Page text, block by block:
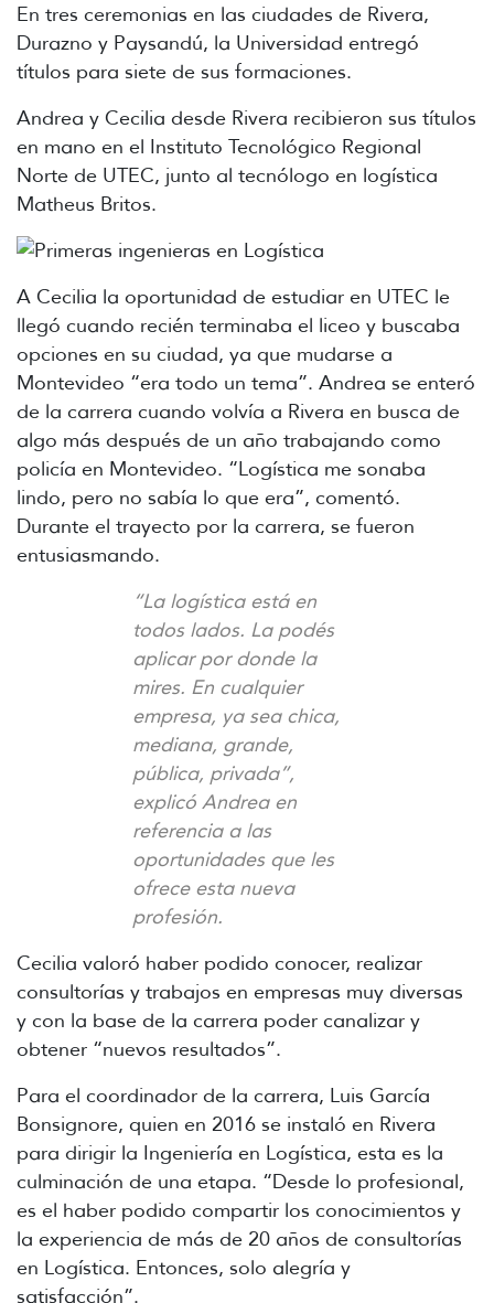
En tres ceremonias en las ciudades de Rivera,
Durazno y Paysandú, la Universidad entregó
títulos para siete de sus formaciones.
Andrea y Cecilia desde Rivera recibieron sus títulos
en mano en el Instituto Tecnológico Regional
Norte de UTEC, junto al tecnólogo en logística
Matheus Britos.
A Cecilia la oportunidad de estudiar en UTEC le
llegó cuando recién terminaba el liceo y buscaba
opciones en su ciudad, ya que mudarse a
Montevideo “era todo un tema”. Andrea se enteró
de la carrera cuando volvía a Rivera en busca de
algo más después de un año trabajando como
policía en Montevideo. “Logística me sonaba
lindo, pero no sabía lo que era”, comentó.
Durante el trayecto por la carrera, se fueron
entusiasmando.
“La logística está en
todos lados. La podés
aplicar por donde la
mires. En cualquier
empresa, ya sea chica,
mediana, grande,
pública, privada”,
explicó Andrea en
referencia a las
oportunidades que les
ofrece esta nueva
profesión.
Cecilia valoró haber podido conocer, realizar
consultorías y trabajos en empresas muy diversas
y con la base de la carrera poder canalizar y
obtener “nuevos resultados”.
Para el coordinador de la carrera, Luis García
Bonsignore, quien en 2016 se instaló en Rivera
para dirigir la Ingeniería en Logística, esta es la
culminación de una etapa. “Desde lo profesional,
es el haber podido compartir los conocimientos y
la experiencia de más de 20 años de consultorías
en Logística. Entonces, solo alegría y
satisfacción”.